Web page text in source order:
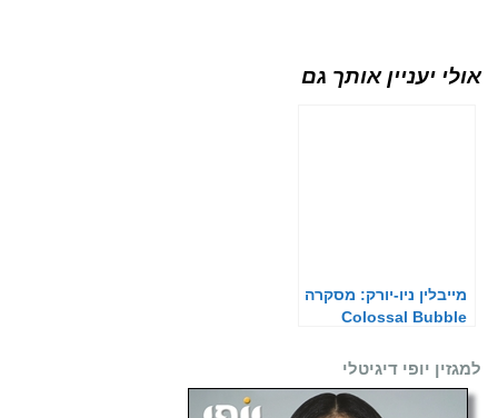
אולי יעניין אותך גם
מייבלין ניו-יורק: מסקרה
Colossal Bubble
למגזין יופי דיגיטלי